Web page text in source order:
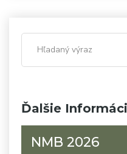
Ďalšie
NMB 2026